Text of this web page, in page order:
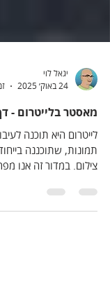
יגאל לוי
24 באוק׳ 2025
מאסטר בלייטרום -
לייטרום היא תוכנה